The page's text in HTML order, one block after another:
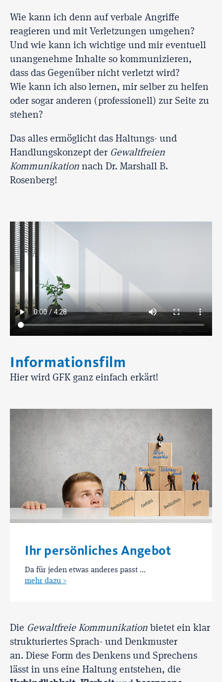
Wie kann ich denn auf verbale Angriffe
reagieren und mit Verletzungen umgehen?
Und wie kann ich wichtige und mir eventuell
unangenehme Inhalte so kommunizieren,
dass das Gegenüber nicht verletzt wird?
Wie kann ich also lernen, mir selber zu helfen
oder sogar anderen (professionell) zur Seite zu
stehen?
Das alles ermöglicht das Haltungs- und
Handlungskonzept der Gewaltfreien
Kommunikation nach Dr. Marshall B.
Rosenberg!
Informationsfilm
Hier wird GFK ganz einfach erkärt!
Ihr persönliches Angebot
Da für jeden etwas anderes passt ...
mehr dazu >
Die Gewaltfreie Kommunikation bietet ein klar
strukturiertes Sprach- und Denkmuster
an. Diese Form des Denkens und Sprechens
lässt in uns eine Haltung entstehen, die